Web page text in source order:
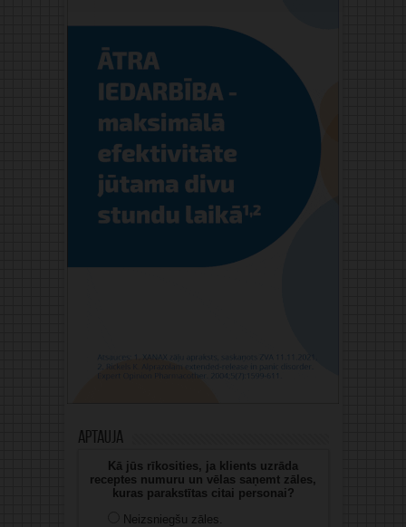
Aptauja
Kā jūs rīkosities, ja klients uzrāda
receptes numuru un vēlas saņemt zāles,
kuras parakstītas citai personai?
Neizsniegšu zāles.